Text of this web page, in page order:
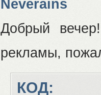
Neverains
Добрый
рекламы,
КОД: